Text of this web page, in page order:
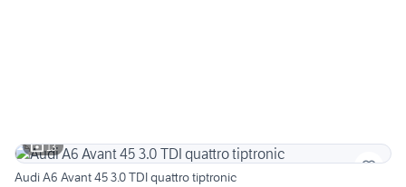
13
Audi A6 Avant 45 3.0 TDI quattro tiptronic